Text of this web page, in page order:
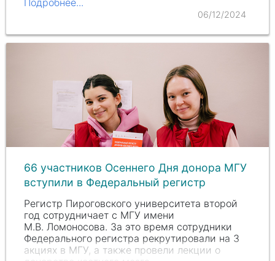
Подробнее...
06/12/2024
66 участников Осеннего Дня донора МГУ
вступили в Федеральный регистр
Регистр Пироговского университета второй
год сотрудничает с МГУ имени
М.В. Ломоносова. За это время сотрудники
Федерального регистра рекрутировали на 3
акциях в МГУ, а также провели лекции о